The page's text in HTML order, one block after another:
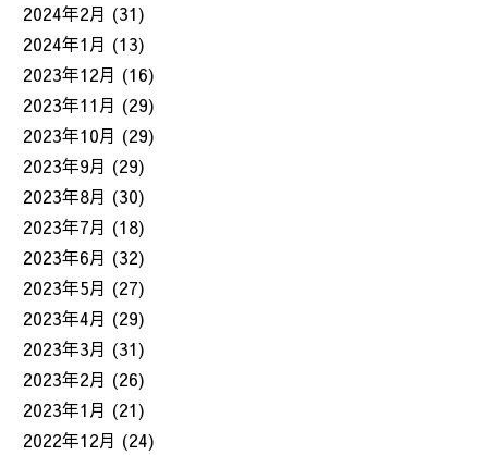
2024年2月 (31)
2024年1月 (13)
2023年12月 (16)
2023年11月 (29)
2023年10月 (29)
2023年9月 (29)
2023年8月 (30)
2023年7月 (18)
2023年6月 (32)
2023年5月 (27)
2023年4月 (29)
2023年3月 (31)
2023年2月 (26)
2023年1月 (21)
2022年12月 (24)